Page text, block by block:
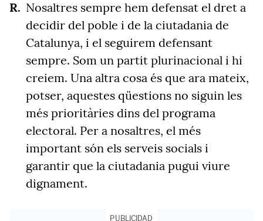
Nosaltres sempre hem defensat el dret a
decidir del poble i de la ciutadania de
Catalunya, i el seguirem defensant
sempre. Som un partit plurinacional i hi
creiem. Una altra cosa és que ara mateix,
potser, aquestes qüestions no siguin les
més prioritàries dins del programa
electoral. Per a nosaltres, el més
important són els serveis socials i
garantir que la ciutadania pugui viure
dignament.
PUBLICIDAD